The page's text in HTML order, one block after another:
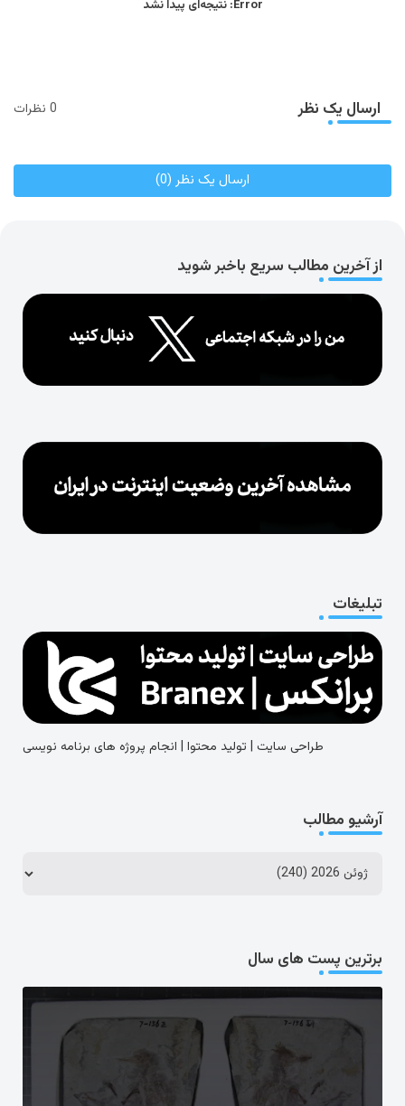
Error: نتیجه‌ای پیدا نشد
ارسال یک نظر 0 نظرات
ارسال یک نظر (0)
از آخرین مطالب سریع باخبر شوید
تبلیغات
طراحی سایت | تولید محتوا | انجام پروژه های برنامه نویسی
آرشیو مطالب
برترین پست های سال